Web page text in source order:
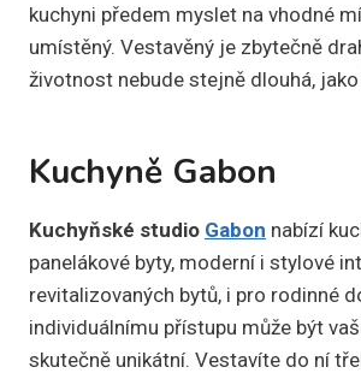
kuchyni předem myslet na vhodné
umístěný. Vestavěný je zbytečně
životnost nebude stejně dlouhá,
Kuchyně Gabon
Kuchyňské studio Gabon nabízí
panelákové byty, moderní i stylové
revitalizovaných bytů, i pro rodinné
individuálnímu přístupu může být
skutečně unikátní. Vestavíte do ní